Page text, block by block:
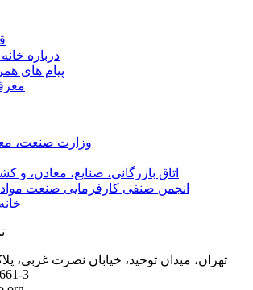
درباره
پیام های
وزارت صنعت،
اتاق بازرگانی، صنایع، معادن، و
انجمن صنفی کارفرمایی صنعت
تهران، میدان توحید، خیابان نصرت غربی، پلاک15،
3